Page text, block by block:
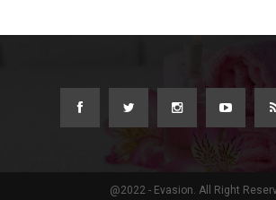
@2022 - Evasion. All Right